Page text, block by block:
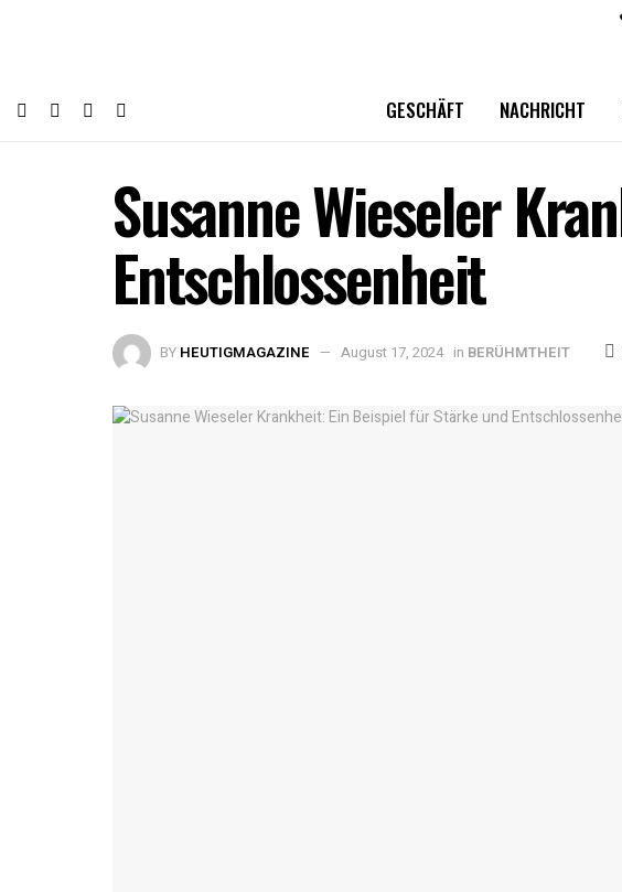
GESCHÄFT NACHRICHT
Susanne Wieseler
Entschlossenheit
BY HEUTIGMAGAZINE August 17, 2024 in BERÜHMTHEIT